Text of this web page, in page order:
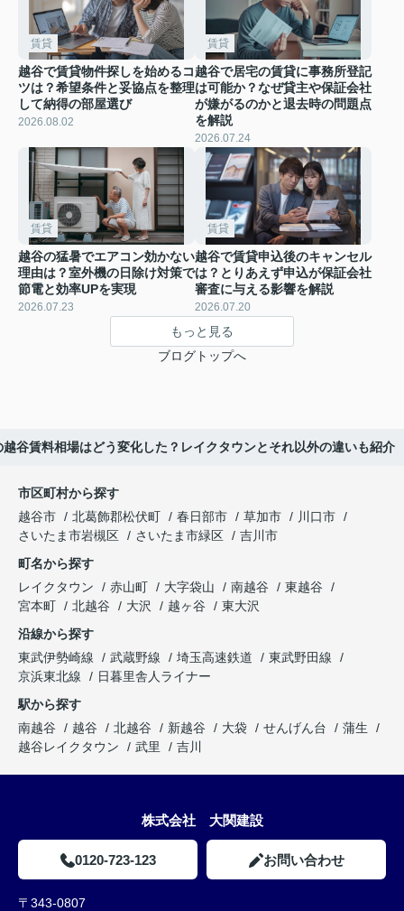
賃貸
越谷で賃貸物件探しを始めるコ
ツは？希望条件と妥協点を整理
して納得の部屋選び
2026.08.02
賃貸
越谷で居宅の賃貸に事務所登記
は可能か？なぜ貸主や保証会社
が嫌がるのかと退去時の問題点
を解説
2026.07.24
賃貸
越谷の猛暑でエアコン効かない
理由は？室外機の日除け対策で
節電と効率UPを実現
2026.07.23
賃貸
越谷で賃貸申込後のキャンセル
は？とりあえず申込が保証会社
審査に与える影響を解説
2026.07.20
もっと見る
ブログトップへ
谷賃料相場はどう変化した？レイクタウンとそれ以外の違いも紹介
市区町村から探す
越谷市
北葛飾郡松伏町 春日部市 草加市
川口市
さいたま市岩槻区
さいたま市緑区
吉川市
町名から探す
レイクタウン
赤山町 大字袋山 南越谷
東越谷
宮本町
北越谷 大沢 越ヶ谷
東大沢
沿線から探す
東武伊勢崎線
武蔵野線 埼玉高速鉄道
東武野田線
京浜東北線
日暮里舎人ライナー
駅から探す
南越谷
越谷 北越谷 新越谷 大袋 せんげん台
蒲生
越谷レイクタウン
武里 吉川
株式会社 大関建設
0120-723-123 お問い合わせ
〒343-0807